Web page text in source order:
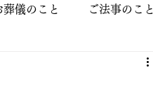
葬儀のこと ご法事のこと